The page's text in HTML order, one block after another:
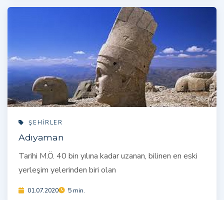
ŞEHIRLER
Adıyaman
Tarihi M.Ö. 40 bin yılına kadar uzanan, bilinen en eski
yerleşim yelerinden biri olan
01.07.2020 5 min.